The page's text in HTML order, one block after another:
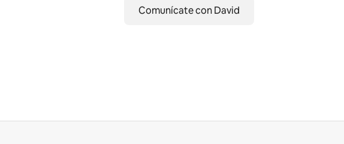
Comunícate con David